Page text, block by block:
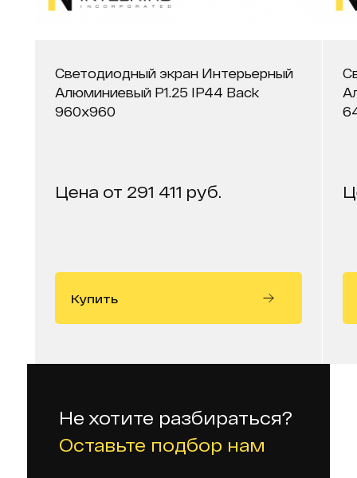
Светодиодный экран Интерьерный
Алюминиевый P1.25 IP44 Back
960х960
Цена от 291 411 руб.
Купить
Не хотите разбираться?
Оставьте подбор нам